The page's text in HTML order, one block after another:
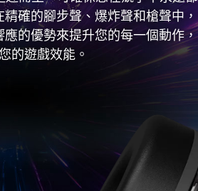
確的腳步聲、爆炸聲和槍聲中，
的優勢來提升您的每一個動作，
的遊戲效能。